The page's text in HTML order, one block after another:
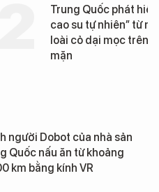
Loạt dự án bất động
Đà Nẵng sắp bị kiểm
người Dobot của nhà sản
Quốc nấu ăn từ khoảng
km bằng kính VR